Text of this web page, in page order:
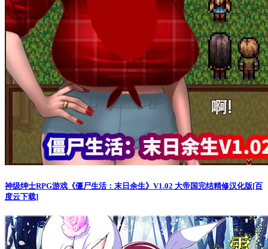
神级绅士RPG游戏《僵尸生活：末日余生》V1.02 大帝国完结精修汉化版[百
度云下载]